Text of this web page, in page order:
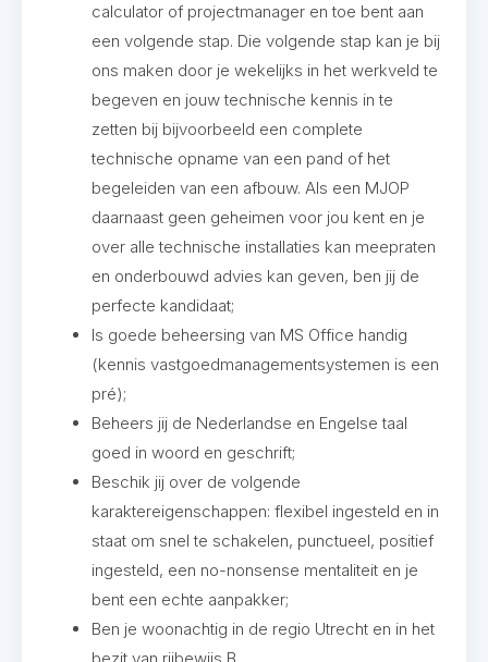
calculator of projectmanager en toe bent aan
een volgende stap. Die volgende stap kan je bij
ons maken door je wekelijks in het werkveld te
begeven en jouw technische kennis in te
zetten bij bijvoorbeeld een complete
technische opname van een pand of het
begeleiden van een afbouw. Als een MJOP
daarnaast geen geheimen voor jou kent en je
over alle technische installaties kan meepraten
en onderbouwd advies kan geven, ben jij de
perfecte kandidaat;
Is goede beheersing van MS Office handig
(kennis vastgoedmanagementsystemen is een
pré);
Beheers jij de Nederlandse en Engelse taal
goed in woord en geschrift;
Beschik jij over de volgende
karaktereigenschappen: flexibel ingesteld en in
staat om snel te schakelen, punctueel, positief
ingesteld, een no-nonsense mentaliteit en je
bent een echte aanpakker;
Ben je woonachtig in de regio Utrecht en in het